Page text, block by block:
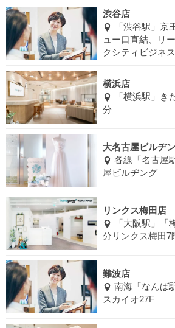
渋谷店
「渋谷駅」京
ュー口直結、リ
クシティビジネ
横浜店
「横浜駅」き
分
大名古屋ビルヂ
各線「名古屋
屋ビルヂング
リンクス梅田店
「大阪駅」「
分リンクス梅田7
難波店
南海「なんば
スカイオ27F